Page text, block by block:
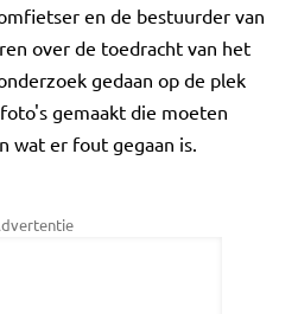
en de bestuurder van
over de toedracht van het
gedaan op de plek
gemaakt die moeten
wat er fout gegaan is.